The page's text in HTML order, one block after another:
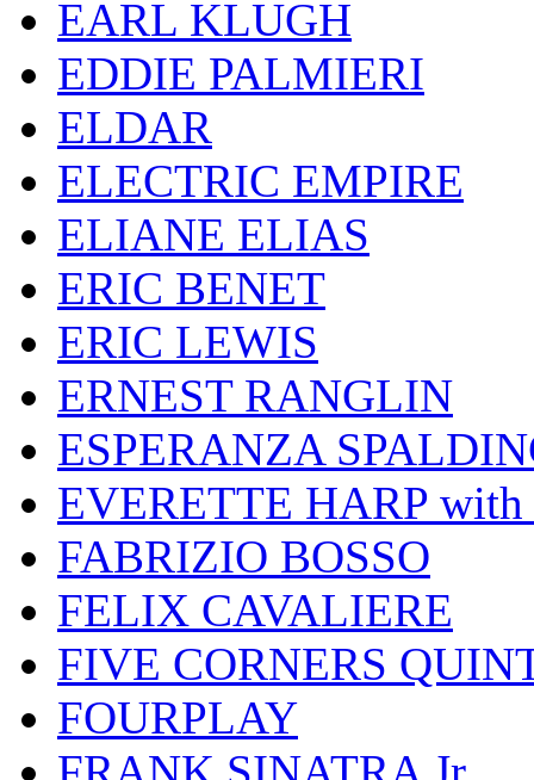
EARL KLUGH
EDDIE PALMIERI
ELDAR
ELECTRIC EMPIRE
ELIANE ELIAS
ERIC BENET
ERIC LEWIS
ERNEST RANGLIN
ESPERANZA
EVERETTE HARP
FABRIZIO BOSSO
FELIX CAVALIERE
FIVE CORNERS
FOURPLAY